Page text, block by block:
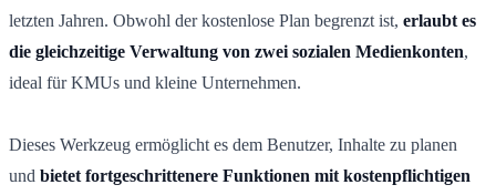
letzten Jahren. Obwohl der kostenlose Plan begrenzt ist, erlaubt es
die gleichzeitige Verwaltung von zwei sozialen Medienkonten,
ideal für KMUs und kleine Unternehmen.
Dieses Werkzeug ermöglicht es dem Benutzer, Inhalte zu planen
und bietet fortgeschrittenere Funktionen mit kostenpflichtigen